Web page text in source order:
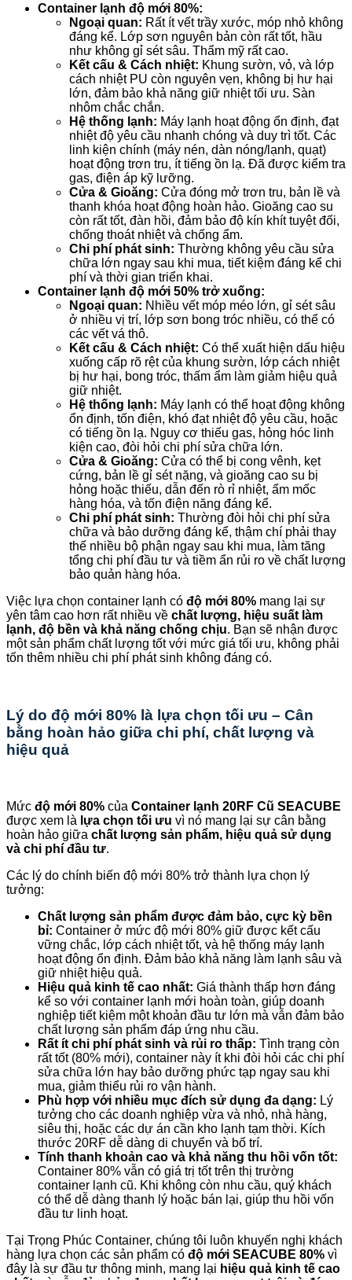
Container lạnh độ mới 80%:
Ngoại quan: Rất ít vết trầy xước, móp nhỏ không
đáng kể. Lớp sơn nguyên bản còn rất tốt, hầu
như không gỉ sét sâu. Thẩm mỹ rất cao.
Kết cấu & Cách nhiệt: Khung sườn, vỏ, và lớp
cách nhiệt PU còn nguyên vẹn, không bị hư hại
lớn, đảm bảo khả năng giữ nhiệt tối ưu. Sàn
nhôm chắc chắn.
Hệ thống lạnh: Máy lạnh hoạt động ổn định, đạt
nhiệt độ yêu cầu nhanh chóng và duy trì tốt. Các
linh kiện chính (máy nén, dàn nóng/lạnh, quạt)
hoạt động trơn tru, ít tiếng ồn lạ. Đã được kiểm tra
gas, điện áp kỹ lưỡng.
Cửa & Gioăng: Cửa đóng mở trơn tru, bản lề và
thanh khóa hoạt động hoàn hảo. Gioăng cao su
còn rất tốt, đàn hồi, đảm bảo độ kín khít tuyệt đối,
chống thoát nhiệt và chống ẩm.
Chi phí phát sinh: Thường không yêu cầu sửa
chữa lớn ngay sau khi mua, tiết kiệm đáng kể chi
phí và thời gian triển khai.
Container lạnh độ mới 50% trở xuống:
Ngoại quan: Nhiều vết móp méo lớn, gỉ sét sâu
ở nhiều vị trí, lớp sơn bong tróc nhiều, có thể có
các vết vá thô.
Kết cấu & Cách nhiệt: Có thể xuất hiện dấu hiệu
xuống cấp rõ rệt của khung sườn, lớp cách nhiệt
bị hư hại, bong tróc, thấm ẩm làm giảm hiệu quả
giữ nhiệt.
Hệ thống lạnh: Máy lạnh có thể hoạt động không
ổn định, tốn điện, khó đạt nhiệt độ yêu cầu, hoặc
có tiếng ồn lạ. Nguy cơ thiếu gas, hỏng hóc linh
kiện cao, đòi hỏi chi phí sửa chữa lớn.
Cửa & Gioăng: Cửa có thể bị cong vênh, kẹt
cứng, bản lề gỉ sét nặng, và gioăng cao su bị
hỏng hoặc thiếu, dẫn đến rò rỉ nhiệt, ẩm mốc
hàng hóa, và tốn điện năng đáng kể.
Chi phí phát sinh: Thường đòi hỏi chi phí sửa
chữa và bảo dưỡng đáng kể, thậm chí phải thay
thế nhiều bộ phận ngay sau khi mua, làm tăng
tổng chi phí đầu tư và tiềm ẩn rủi ro về chất lượng
bảo quản hàng hóa.
Việc lựa chọn container lạnh có độ mới 80% mang lại sự
yên tâm cao hơn rất nhiều về chất lượng, hiệu suất làm
lạnh, độ bền và khả năng chống chịu. Bạn sẽ nhận được
một sản phẩm chất lượng tốt với mức giá tối ưu, không phải
tốn thêm nhiều chi phí phát sinh không đáng có.
Lý do độ mới 80% là lựa chọn tối ưu – Cân
bằng hoàn hảo giữa chi phí, chất lượng và
hiệu quả
Mức độ mới 80% của Container lạnh 20RF Cũ SEACUBE
được xem là lựa chọn tối ưu vì nó mang lại sự cân bằng
hoàn hảo giữa chất lượng sản phẩm, hiệu quả sử dụng
và chi phí đầu tư.
Các lý do chính biến độ mới 80% trở thành lựa chọn lý
tưởng:
Chất lượng sản phẩm được đảm bảo, cực kỳ bền
bỉ: Container ở mức độ mới 80% giữ được kết cấu
vững chắc, lớp cách nhiệt tốt, và hệ thống máy lạnh
hoạt động ổn định. Đảm bảo khả năng làm lạnh sâu và
giữ nhiệt hiệu quả.
Hiệu quả kinh tế cao nhất: Giá thành thấp hơn đáng
kể so với container lạnh mới hoàn toàn, giúp doanh
nghiệp tiết kiệm một khoản đầu tư lớn mà vẫn đảm bảo
chất lượng sản phẩm đáp ứng nhu cầu.
Rất ít chi phí phát sinh và rủi ro thấp: Tình trạng còn
rất tốt (80% mới), container này ít khi đòi hỏi các chi phí
sửa chữa lớn hay bảo dưỡng phức tạp ngay sau khi
mua, giảm thiểu rủi ro vận hành.
Phù hợp với nhiều mục đích sử dụng đa dạng: Lý
tưởng cho các doanh nghiệp vừa và nhỏ, nhà hàng,
siêu thị, hoặc các dự án cần kho lạnh tạm thời. Kích
thước 20RF dễ dàng di chuyển và bố trí.
Tính thanh khoản cao và khả năng thu hồi vốn tốt:
Container 80% vẫn có giá trị tốt trên thị trường
container lạnh cũ. Khi không còn nhu cầu, quý khách
có thể dễ dàng thanh lý hoặc bán lại, giúp thu hồi vốn
đầu tư linh hoạt.
Tại Trọng Phúc Container, chúng tôi luôn khuyến nghị khách
hàng lựa chọn các sản phẩm có độ mới SEACUBE 80% vì
đây là sự đầu tư thông minh, mang lại hiệu quả kinh tế cao